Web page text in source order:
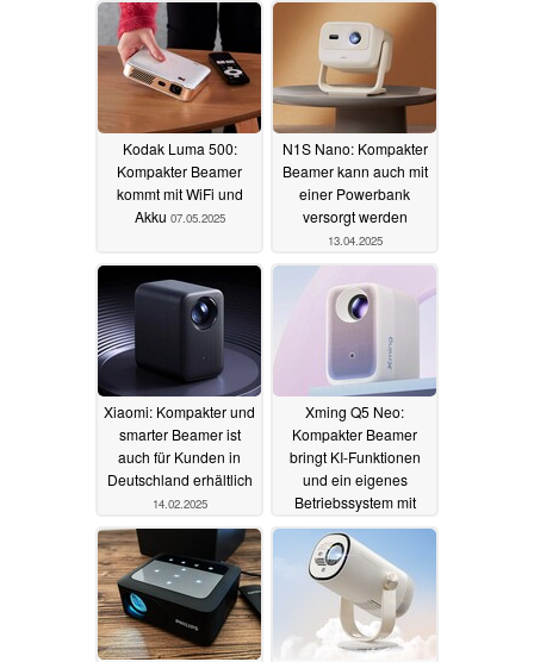
Kodak Luma 500:
Kompakter Beamer
kommt mit WiFi und
Akku 07.05.2025
N1S Nano: Kompakter
Beamer kann auch mit
einer Powerbank
versorgt werden
13.04.2025
Xiaomi: Kompakter und
smarter Beamer ist
auch für Kunden in
Deutschland erhältlich
14.02.2025
Xming Q5 Neo:
Kompakter Beamer
bringt KI-Funktionen
und ein eigenes
Betriebssystem mit
10.11.2024